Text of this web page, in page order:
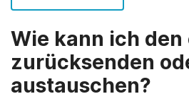
Wie kann ich den
zurücksenden
austauschen?